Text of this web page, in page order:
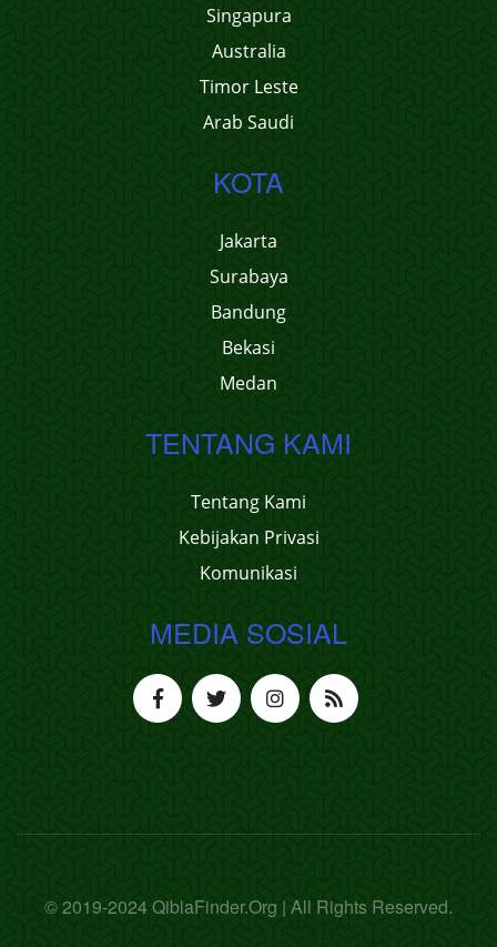
Singapura
Australia
Timor Leste
Arab Saudi
KOTA
Jakarta
Surabaya
Bandung
Bekasi
Medan
TENTANG KAMI
Tentang Kami
Kebijakan Privasi
Komunikasi
MEDIA SOSIAL
© 2019-2024 QiblaFinder.Org | All Rights Reserved.